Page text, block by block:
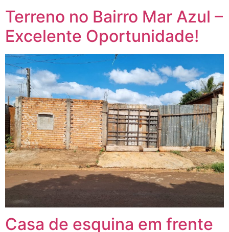
Terreno no Bairro Mar Azul –
Excelente Oportunidade!
Casa de esquina em frente